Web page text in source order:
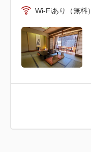
Wi-Fiあり（無料）